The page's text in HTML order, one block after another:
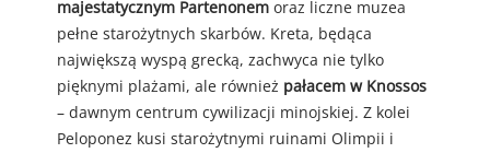
majestatycznym Partenonem oraz liczne muzea
pełne starożytnych skarbów. Kreta, będąca
największą wyspą grecką, zachwyca nie tylko
pięknymi plażami, ale również pałacem w Knossos
– dawnym centrum cywilizacji minojskiej. Z kolei
Peloponez kusi starożytnymi ruinami Olimpii i